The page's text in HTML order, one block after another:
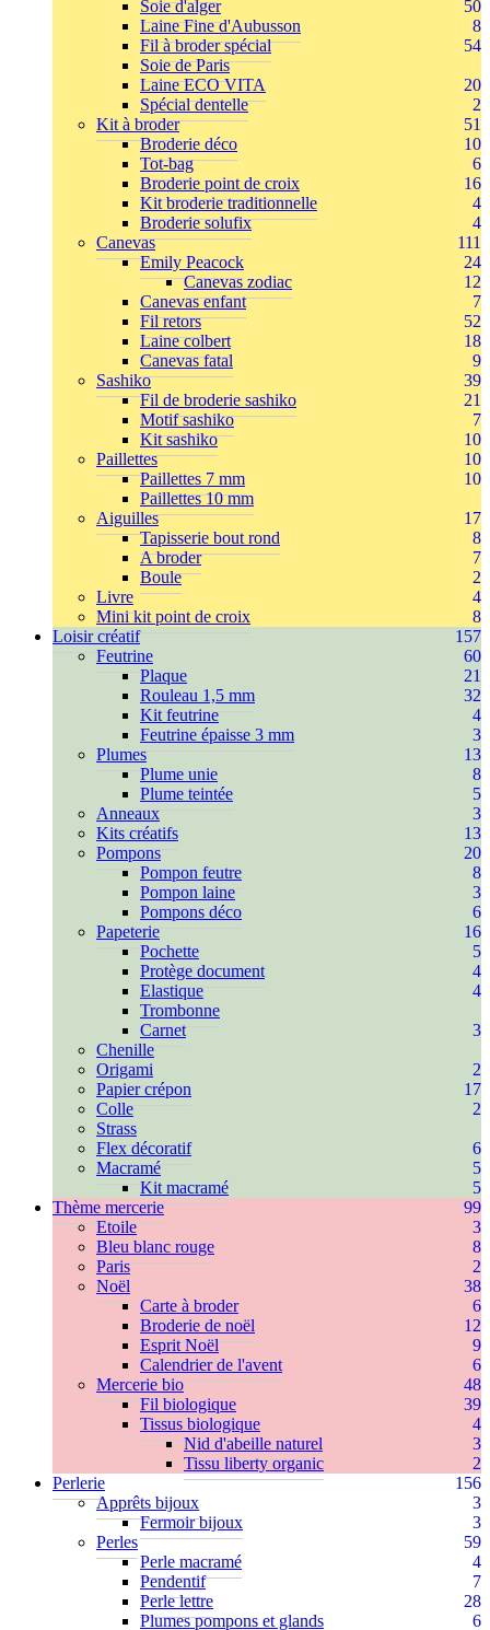
Soie d'alger
50
Laine Fine d'Aubusson
8
Fil à broder spécial
54
Soie de Paris
Laine ECO VITA
20
Spécial dentelle
2
Kit à broder
51
Broderie déco
10
Tot-bag
6
Broderie point de croix
16
Kit broderie traditionnelle
4
Broderie solufix
4
Canevas
111
Emily Peacock
24
Canevas zodiac
12
Canevas enfant
7
Fil retors
52
Laine colbert
18
Canevas fatal
9
Sashiko
39
Fil de broderie sashiko
21
Motif sashiko
7
Kit sashiko
10
Paillettes
10
Paillettes 7 mm
10
Paillettes 10 mm
Aiguilles
17
Tapisserie bout rond
8
A broder
7
Boule
2
Livre
4
Mini kit point de croix
8
Loisir créatif
157
Feutrine
60
Plaque
21
Rouleau 1,5 mm
32
Kit feutrine
4
Feutrine épaisse 3 mm
3
Plumes
13
Plume unie
8
Plume teintée
5
Anneaux
3
Kits créatifs
13
Pompons
20
Pompon feutre
8
Pompon laine
3
Pompons déco
6
Papeterie
16
Pochette
5
Protège document
4
Elastique
4
Trombonne
Carnet
3
Chenille
Origami
2
Papier crépon
17
Colle
2
Strass
Flex décoratif
6
Macramé
5
Kit macramé
5
Thème mercerie
99
Etoile
3
Bleu blanc rouge
8
Paris
2
Noël
38
Carte à broder
6
Broderie de noël
12
Esprit Noël
9
Calendrier de l'avent
6
Mercerie bio
48
Fil biologique
39
Tissus biologique
4
Nid d'abeille naturel
3
Tissu liberty organic
2
Perlerie
156
Apprêts bijoux
3
Fermoir bijoux
3
Perles
59
Perle macramé
4
Pendentif
7
Perle lettre
28
Plumes pompons et glands
6